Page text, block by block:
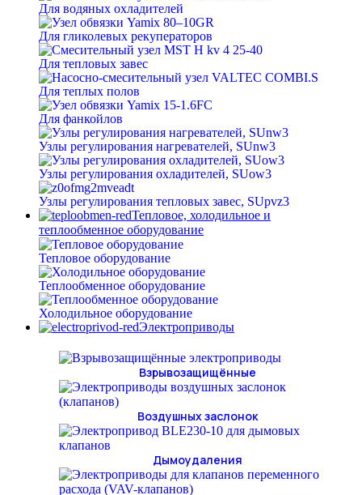
Для водяных охладителей
Для гликолевых рекуператоров
Для тепловых завес
Для теплых полов
Для фанкойлов
Узлы регулирования нагревателей, SUnw3
Узлы регулирования охладителей, SUow3
Узлы регулирования тепловых завес, SUpvz3
Тепловое, холодильное и
теплообменное оборудование
Тепловое оборудование
Теплообменное оборудование
Холодильное оборудование
Электроприводы
Взрывозащищённые
Воздушных заслонок
Дымоудаления